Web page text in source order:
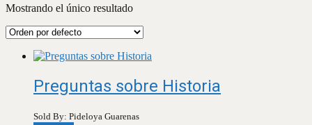
Mostrando el único resultado
Preguntas sobre Historia
Sold By: Pideloya Guarenas